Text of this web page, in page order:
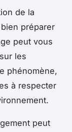
de la
préparer
peut vous
les
phénomène,
à respecter
peut